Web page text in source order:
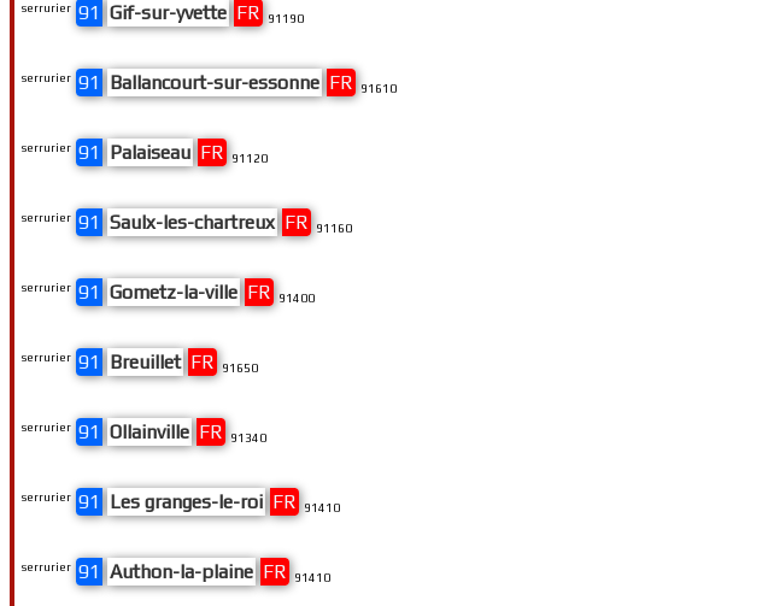
serrurier 91 Authon-la-plaine FR 91410
serrurier 91 Les granges-le-roi FR 91410
serrurier 91 Ollainville FR 91340
serrurier 91 Breuillet FR 91650
serrurier 91 Gometz-la-ville FR 91400
serrurier 91 Saulx-les-chartreux FR 91160
serrurier 91 Palaiseau FR 91120
serrurier 91 Ballancourt-sur-essonne FR 91610
serrurier 91 Gif-sur-yvette FR 91190